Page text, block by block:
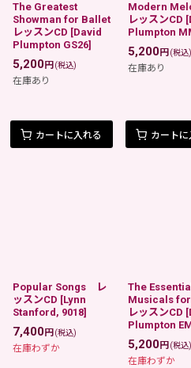
The Greatest
Showman for Ballet
レッスンCD [David
Plumpton GS26]
5,200円 (税込)
在庫あり
カートに入れる
Modern
レッスンCD [
Plumpton
5,200円 (税込)
在庫あり
カートに
Popular Songs レ
ッスンCD [Lynn
Stanford, 9018]
7,400円 (税込)
在庫わずか
The Essential
Musicals
レッスンCD [
Plumpton
5,200円 (税込)
在庫わずか